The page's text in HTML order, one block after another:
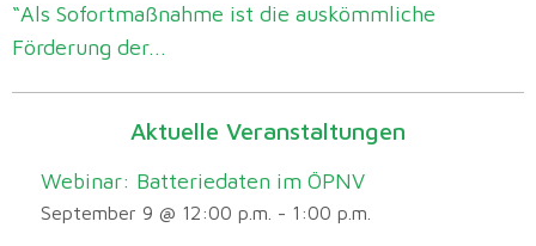
“Als Sofortmaßnahme ist die auskömmliche
Förderung der...
Aktuelle Veranstaltungen
Webinar: Batteriedaten im ÖPNV
September 9 @ 12:00 p.m. - 1:00 p.m.